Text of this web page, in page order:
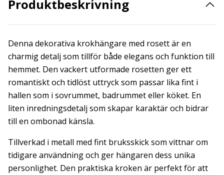
Produktbeskrivning
Denna dekorativa krokhängare med rosett är en
charmig detalj som tillför både elegans och funktion till
hemmet. Den vackert utformade rosetten ger ett
romantiskt och tidlöst uttryck som passar lika fint i
hallen som i sovrummet, badrummet eller köket. En
liten inredningsdetalj som skapar karaktär och bidrar
till en ombonad känsla.
Tillverkad i metall med fint bruksskick som vittnar om
tidigare användning och ger hängaren dess unika
personlighet. Den praktiska kroken är perfekt för att